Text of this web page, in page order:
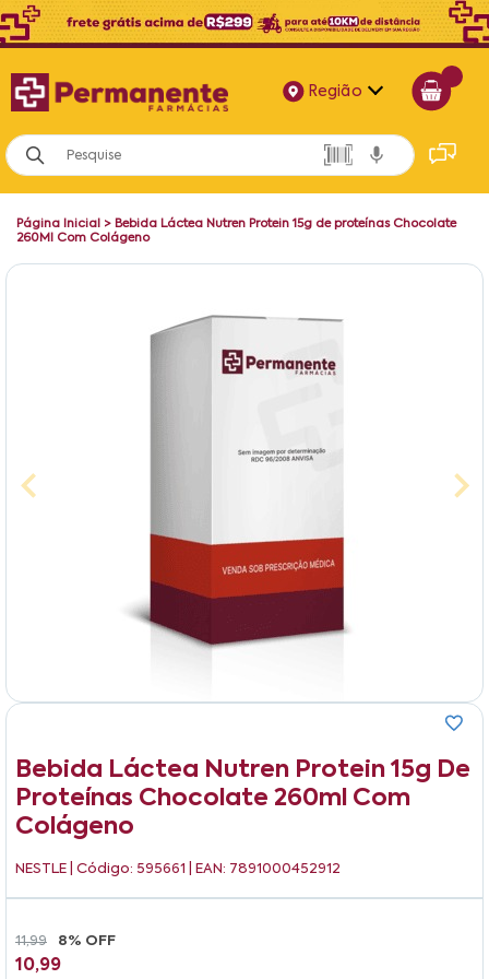
Região
Alagoas
Bahia
Página Inicial > Bebida Láctea Nutren Protein 15g de proteínas Chocolate
260Ml Com Colágeno
Bebida Láctea Nutren Protein 15g De
Proteínas Chocolate 260ml Com
Colágeno
NESTLE | Código: 595661 | EAN: 7891000452912
11,99 8% OFF
10,99